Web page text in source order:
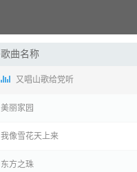
歌曲名称
又唱山歌给党听
美丽家园
我像雪花天上来
东方之珠